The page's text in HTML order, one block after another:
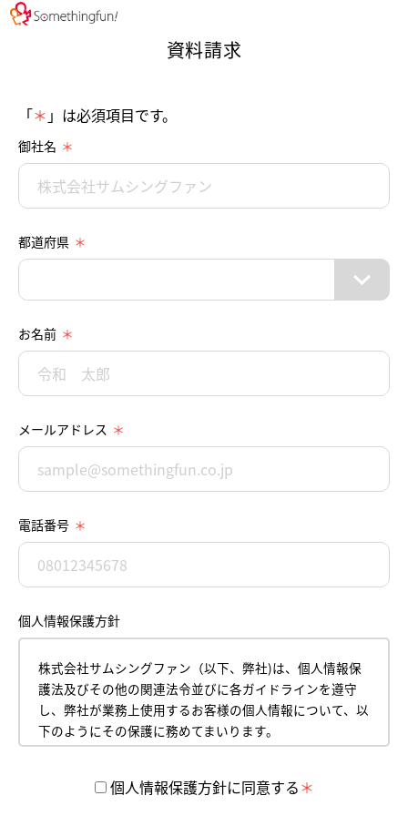
資料請求
「＊ 」は必須項目です。
御社名
都道府県
お名前
メールアドレス
電話番号
個人情報保護方針
株式会社サムシングファン（以下、弊社)は、個人情報保
護法及びその他の関連法令並びに各ガイドラインを遵守
し、弊社が業務上使用するお客様の個人情報について、以
下のようにその保護に務めてまいります。
平成18年4月１日
代表取締役 薮本直樹個人情報保護方針に同意する